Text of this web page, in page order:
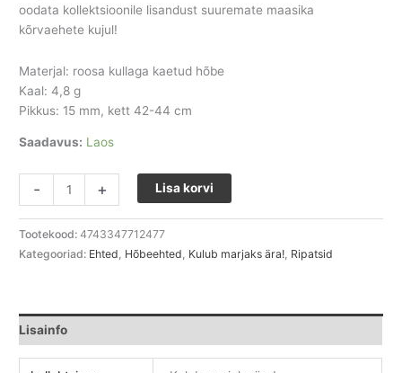
oodata kollektsioonile lisandust suuremate maasika
kõrvaehete kujul!
Materjal: roosa kullaga kaetud hõbe
Kaal: 4,8 g
Pikkus: 15 mm, kett 42-44 cm
Saadavus: Laos
- + Lisa korvi
Tootekood:4743347712477
Kategooriad: Ehted, Hõbeehted, Kulub marjaks ära!, Ripatsid
Lisainfo